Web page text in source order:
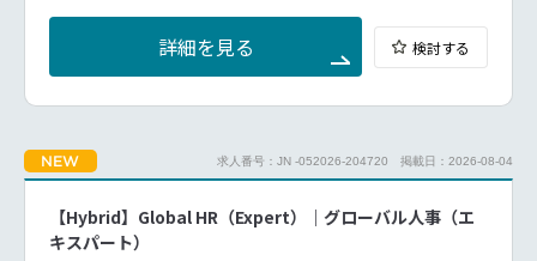
バル人事組織と連携しながら組織成長を支えるポジシ
ョンです。
■主な業務内容
人事戦略・組織運営人事戦略の立案および推進
育成
人事チームの運営および組織力強化
従業員エンゲージメント向上施策の推進
詳細を見る 検討する
NEW 求人番号：JN -052026-204720 掲載日：2026-08-04
【Hybrid】Global HR（Expert）｜グローバル人事（エ
キスパート）